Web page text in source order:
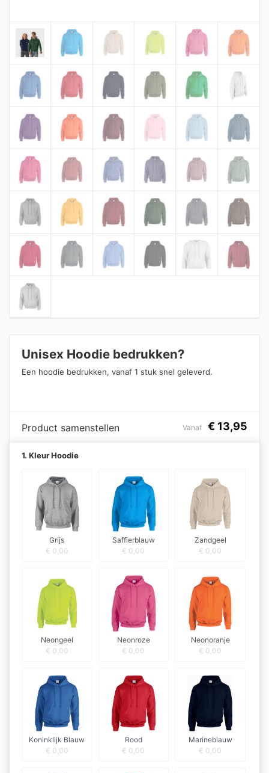
Unisex Hoodie bedrukken?
Een hoodie bedrukken, vanaf 1 stuk snel geleverd.
Product samenstellen Vanaf € 13,95
1. Kleur Hoodie
Grijs
€ 0,00
Saffierblauw
€ 0,00
Zandgeel
€ 0,00
Neongeel
€ 0,00
Neonroze
€ 0,00
Neonoranje
€ 0,00
Koninklijk Blauw
€ 0,00
Rood
€ 0,00
Marineblauw
€ 0,00